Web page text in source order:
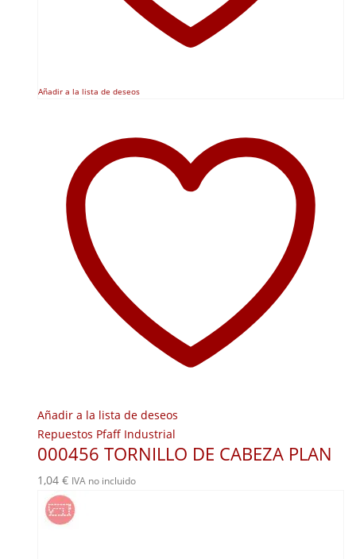
Añadir a la lista de deseos
Añadir a la lista de deseos
Repuestos Pfaff Industrial
000456 TORNILLO DE CABEZA PLAN
1,04 € IVA no incluido